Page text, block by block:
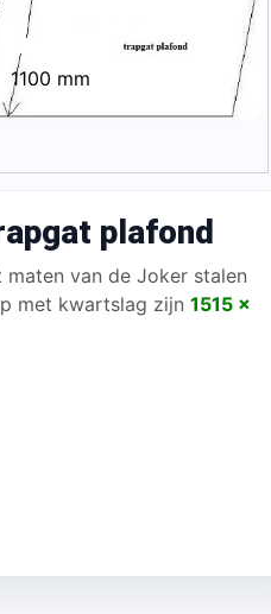
1100 mm
plafond
maten van de Joker stalen
met kwartslag zijn 1515 x